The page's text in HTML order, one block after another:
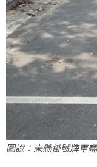
圖說：未懸掛號牌車